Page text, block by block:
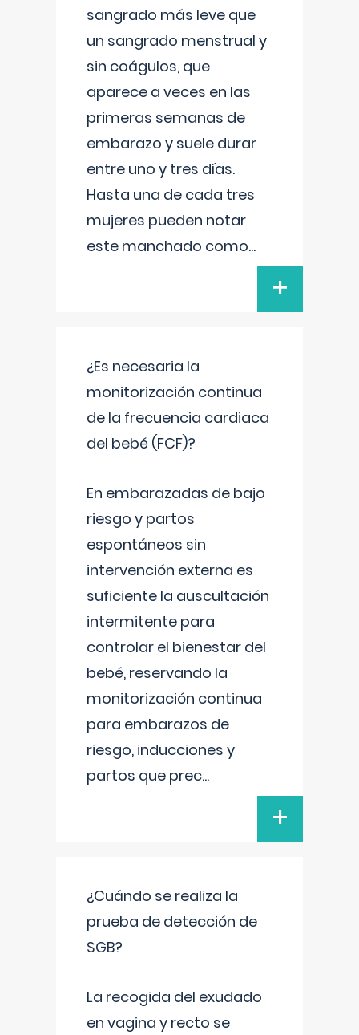
sangrado más leve que
un sangrado menstrual y
sin coágulos, que
aparece a veces en las
primeras semanas de
embarazo y suele durar
entre uno y tres días.
Hasta una de cada tres
mujeres pueden notar
este manchado como...
+
¿Es necesaria la
monitorización continua
de la frecuencia cardiaca
del bebé (FCF)?
En embarazadas de bajo
riesgo y partos
espontáneos sin
intervención externa es
suficiente la auscultación
intermitente para
controlar el bienestar del
bebé, reservando la
monitorización continua
para embarazos de
riesgo, inducciones y
partos que prec...
+
¿Cuándo se realiza la
prueba de detección de
SGB?
La recogida del exudado
en vagina y recto se